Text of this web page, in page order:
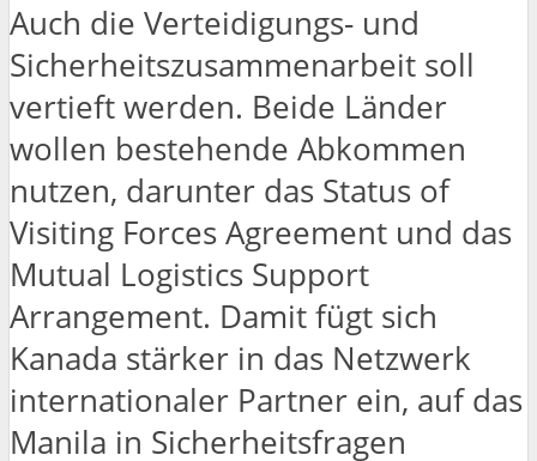
Auch die Verteidigungs- und
Sicherheitszusammenarbeit soll
vertieft werden. Beide Länder
wollen bestehende Abkommen
nutzen, darunter das Status of
Visiting Forces Agreement und das
Mutual Logistics Support
Arrangement. Damit fügt sich
Kanada stärker in das Netzwerk
internationaler Partner ein, auf das
Manila in Sicherheitsfragen